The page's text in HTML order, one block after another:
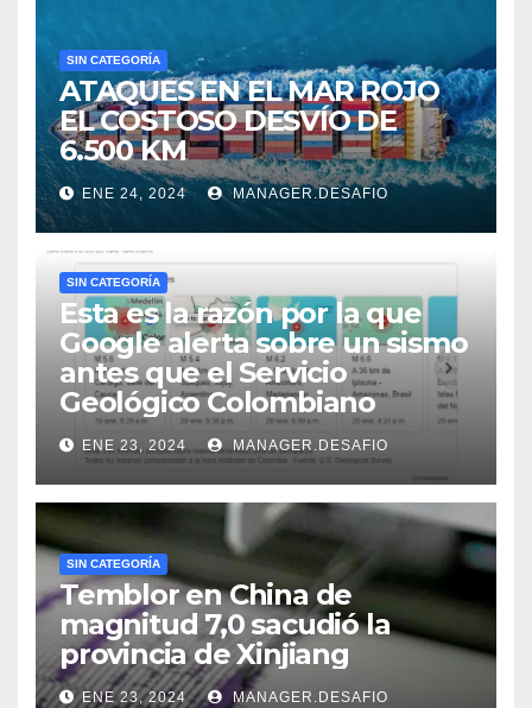
SIN CATEGORÍA
ATAQUES EN EL MAR ROJO
EL COSTOSO DESVÍO DE
6.500 KM
ENE 24, 2024 MANAGER.DESAFIO
SIN CATEGORÍA
Esta es la razón por la que
Google alerta sobre un sismo
antes que el Servicio
Geológico Colombiano
ENE 23, 2024 MANAGER.DESAFIO
SIN CATEGORÍA
Temblor en China de
magnitud 7,0 sacudió la
provincia de Xinjiang
ENE 23, 2024 MANAGER.DESAFIO